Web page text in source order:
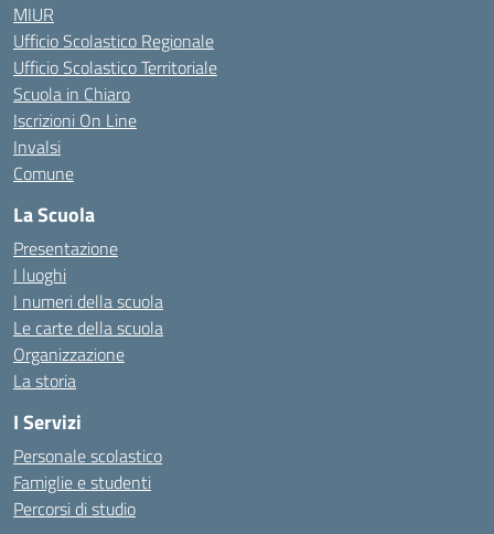
MIUR
Ufficio Scolastico Regionale
Ufficio Scolastico Territoriale
Scuola in Chiaro
Iscrizioni On Line
Invalsi
Comune
La Scuola
Presentazione
I luoghi
I numeri della scuola
Le carte della scuola
Organizzazione
La storia
I Servizi
Personale scolastico
Famiglie e studenti
Percorsi di studio